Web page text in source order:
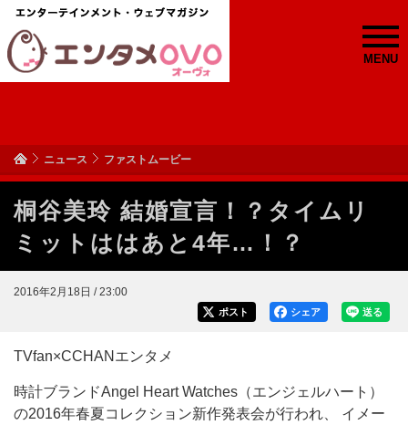
MENU
ニュース ファストムービー
桐谷美玲 結婚宣言！？タイムリ
ミットははあと4年…！？
2016年2月18日 / 23:00
送る
シェア
ポスト
TVfan×CCHANエンタメ
時計ブランドAngel Heart Watches（エンジェルハート）
の2016年春夏コレクション新作発表会が行われ、 イメー